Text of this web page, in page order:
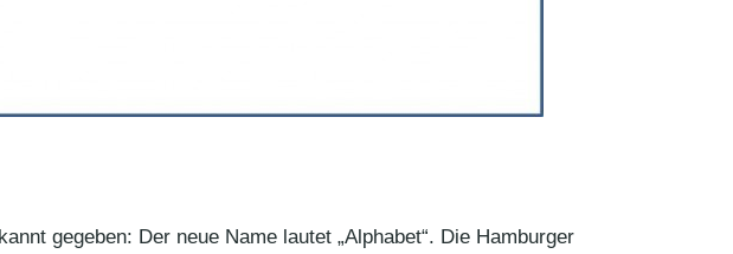
gegeben: Der neue Name lautet „Alphabet“. Die Hamburger